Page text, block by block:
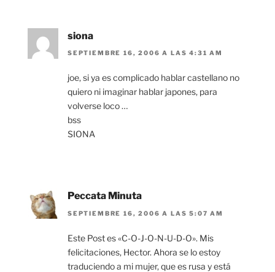
siona
SEPTIEMBRE 16, 2006 A LAS 4:31 AM
joe, si ya es complicado hablar castellano no
quiero ni imaginar hablar japones, para
volverse loco …
bss
SIONA
Peccata Minuta
SEPTIEMBRE 16, 2006 A LAS 5:07 AM
Este Post es «C-O-J-O-N-U-D-O». Mis
felicitaciones, Hector. Ahora se lo estoy
traduciendo a mi mujer, que es rusa y está